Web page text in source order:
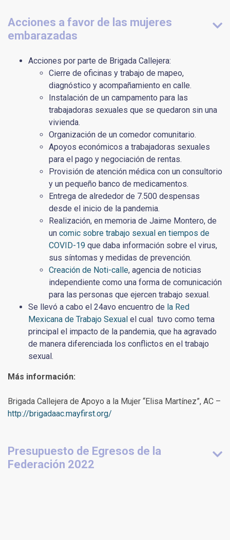
Acciones a favor de las mujeres
embarazadas
Acciones por parte de Brigada Callejera:
Cierre de oficinas y trabajo de mapeo,
diagnóstico y acompañamiento en calle.
Instalación de un campamento para las
trabajadoras sexuales que se quedaron sin una
vivienda.
Organización de un comedor comunitario.
Apoyos económicos a trabajadoras sexuales
para el pago y negociación de rentas.
Provisión de atención médica con un consultorio
y un pequeño banco de medicamentos.
Entrega de alrededor de 7.500 despensas
desde el inicio de la pandemia.
Realización, en memoria de Jaime Montero, de
un comic sobre trabajo sexual en tiempos de
COVID-19 que daba información sobre el virus,
sus síntomas y medidas de prevención.
Creación de Noti-calle, agencia de noticias
independiente como una forma de comunicación
para las personas que ejercen trabajo sexual.
Se llevó a cabo el 24avo encuentro de la Red
Mexicana de Trabajo Sexual el cual tuvo como tema
principal el impacto de la pandemia, que ha agravado
de manera diferenciada los conflictos en el trabajo
sexual.
Más información:
Brigada Callejera de Apoyo a la Mujer “Elisa Martínez”, AC –
http://brigadaac.mayfirst.org/
Presupuesto de Egresos de la
Federación 2022